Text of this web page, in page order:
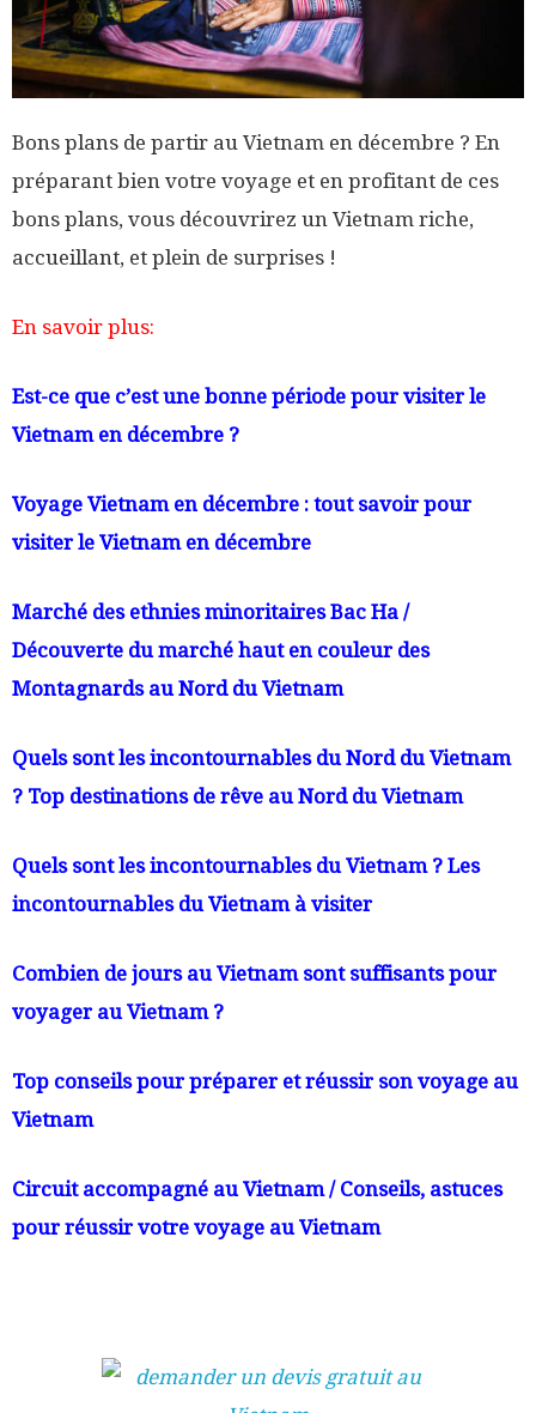
Bons plans de partir au Vietnam en décembre ? En
préparant bien votre voyage et en profitant de ces
bons plans, vous découvrirez un Vietnam riche,
accueillant, et plein de surprises !
En savoir plus:
Est-ce que c’est une bonne période pour visiter le
Vietnam en décembre ?
Voyage Vietnam en décembre : tout savoir pour
visiter le Vietnam en décembre
Marché des ethnies minoritaires Bac Ha /
Découverte du marché haut en couleur des
Montagnards au Nord du Vietnam
Quels sont les incontournables du Nord du Vietnam
? Top destinations de rêve au Nord du Vietnam
Quels sont les incontournables du Vietnam ? Les
incontournables du Vietnam à visiter
Combien de jours au Vietnam sont suffisantspour
voyager au Vietnam ?
Top conseils pour préparer et réussir son voyage au
Vietnam
Circuit accompagné au Vietnam / Conseils, astuces
pour réussir votre voyage au Vietnam